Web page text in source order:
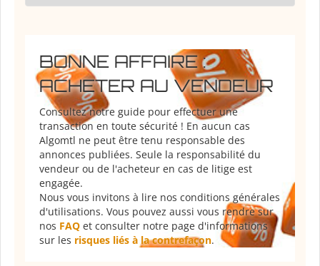
BONNE AFFAIRE :
ACHETER AU VENDEUR
Consultez notre guide pour effectuer une
transaction en toute sécurité ! En aucun cas
Algomtl ne peut être tenu responsable des
annonces publiées. Seule la responsabilité du
vendeur ou de l'acheteur en cas de litige est
engagée.
Nous vous invitons à lire nos conditions générales
d'utilisations. Vous pouvez aussi vous rendre sur
nos FAQ et consulter notre page d'informations
sur les risques liés à la contrefaçon.